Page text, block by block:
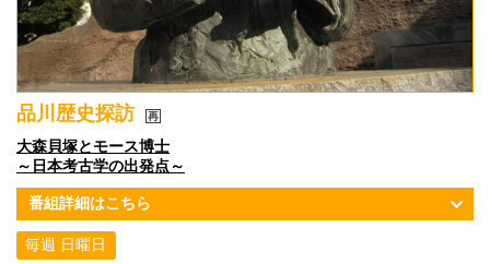
品川歴史探訪
大森貝塚とモース博士
～日本考古学の出発点～
番組詳細はこちら
毎週 日曜日